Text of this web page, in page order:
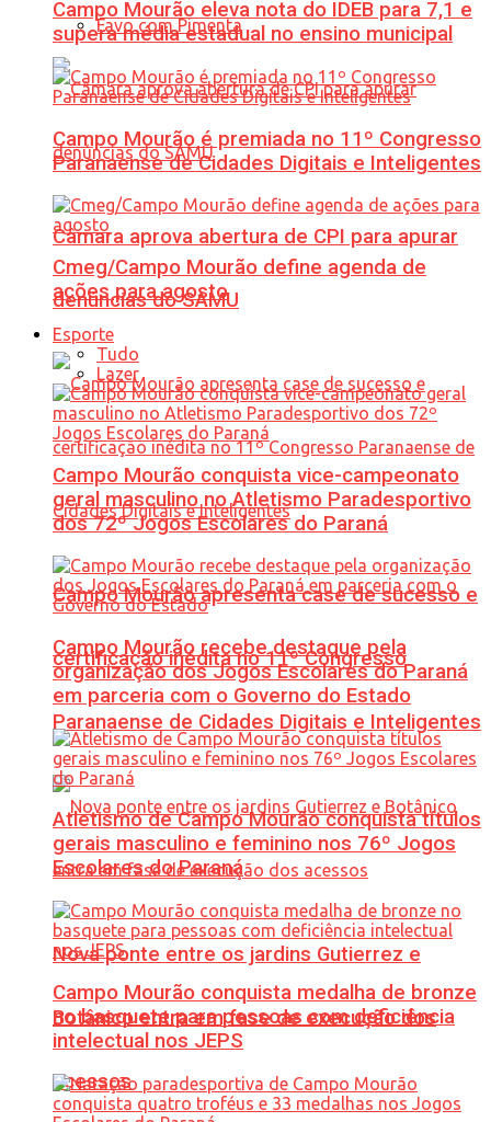
Favo com Pimenta
Câmara aprova abertura de CPI para apurar
denúncias do SAMU
Campo Mourão apresenta case de sucesso e
certificação inédita no 11º Congresso
Paranaense de Cidades Digitais e Inteligentes
Nova ponte entre os jardins Gutierrez e
Botânico entra em fase de execução dos
acessos
Campo Mourão eleva nota do IDEB para 7,1 e
supera média estadual no ensino municipal
Campo Mourão é premiada no 11º Congresso
Paranaense de Cidades Digitais e Inteligentes
Cmeg/Campo Mourão define agenda de
ações para agosto
Esporte
Tudo
Lazer
Campo Mourão conquista vice-campeonato
geral masculino no Atletismo Paradesportivo
dos 72º Jogos Escolares do Paraná
Campo Mourão recebe destaque pela
organização dos Jogos Escolares do Paraná
em parceria com o Governo do Estado
Atletismo de Campo Mourão conquista títulos
gerais masculino e feminino nos 76º Jogos
Escolares do Paraná
Campo Mourão conquista medalha de bronze
no basquete para pessoas com deficiência
intelectual nos JEPS